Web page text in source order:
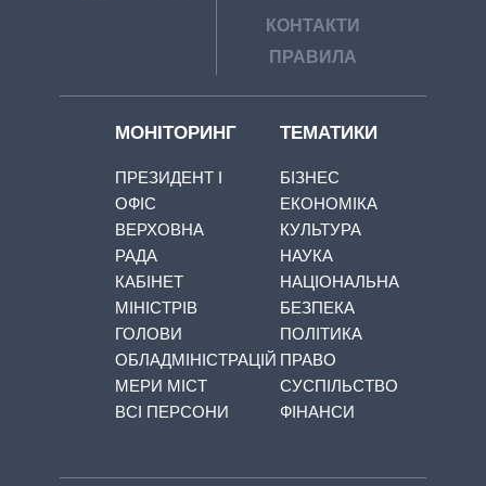
КОНТАКТИ
ПРАВИЛА
МОНІТОРИНГ
ПРЕЗИДЕНТ І
ОФІС
ВЕРХОВНА
РАДА
КАБІНЕТ
МІНІСТРІВ
ГОЛОВИ
ОБЛАДМІНІСТРАЦІЙ
МЕРИ МІСТ
ВСІ ПЕРСОНИ
ТЕМАТИКИ
БІЗНЕС
ЕКОНОМІКА
КУЛЬТУРА
НАУКА
НАЦІОНАЛЬНА
БЕЗПЕКА
ПОЛІТИКА
ПРАВО
СУСПІЛЬСТВО
ФІНАНСИ